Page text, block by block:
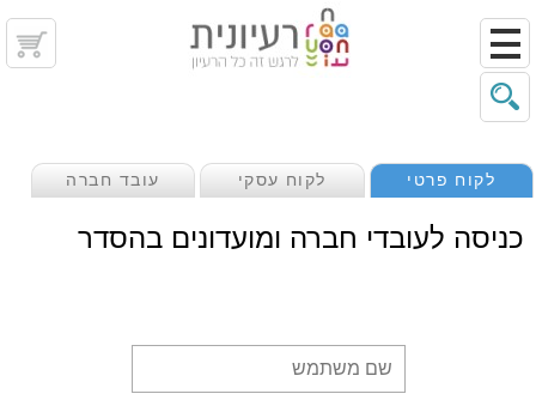
לקוח פרטי לקוח עסקי עובד חברה
כניסה לעובדי חברה ומועדונים בהסדר